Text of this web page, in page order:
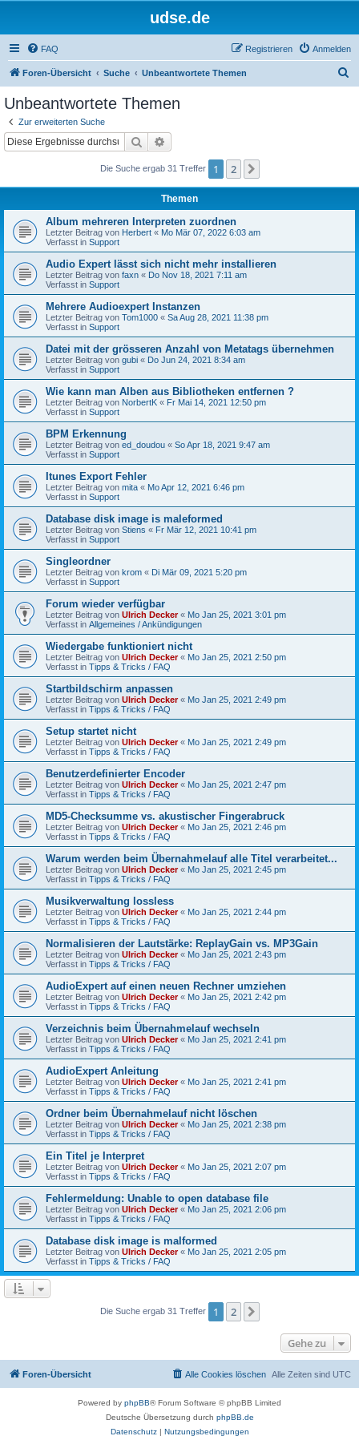
udse.de
FAQ Anmelden
Registrieren
Foren-Übersicht Suche Unbeantwortete Themen
Unbeantwortete Themen
Zur erweiterten Suche
Suche
Die Suche ergab 31 Treffer 1 2
Themen
Album mehreren Interpreten zuordnen
Letzter Beitrag von Herbert « Mo Mär 07, 2022 6:03 am
Verfasst in Support
Audio Expert lässt sich nicht mehr installieren
Letzter Beitrag von faxn « Do Nov 18, 2021 7:11 am
Verfasst in Support
Mehrere Audioexpert Instanzen
Letzter Beitrag von Tom1000 « Sa Aug 28, 2021 11:38 pm
Verfasst in Support
Datei mit der grösseren Anzahl von Metatags übernehmen
Letzter Beitrag von gubi « Do Jun 24, 2021 8:34 am
Verfasst in Support
Wie kann man Alben aus Bibliotheken entfernen ?
Letzter Beitrag von NorbertK « Fr Mai 14, 2021 12:50 pm
Verfasst in Support
BPM Erkennung
Letzter Beitrag von ed_doudou « So Apr 18, 2021 9:47 am
Verfasst in Support
Itunes Export Fehler
Letzter Beitrag von mita « Mo Apr 12, 2021 6:46 pm
Verfasst in Support
Database disk image is maleformed
Letzter Beitrag von Stiens « Fr Mär 12, 2021 10:41 pm
Verfasst in Support
Singleordner
Letzter Beitrag von krom « Di Mär 09, 2021 5:20 pm
Verfasst in Support
Forum wieder verfügbar
Letzter Beitrag von Ulrich Decker« Mo Jan 25, 2021 3:01 pm
Verfasst in Allgemeines / Ankündigungen
Wiedergabe funktioniert nicht
Letzter Beitrag von Ulrich Decker« Mo Jan 25, 2021 2:50 pm
Verfasst in Tipps & Tricks / FAQ
Startbildschirm anpassen
Letzter Beitrag von Ulrich Decker« Mo Jan 25, 2021 2:49 pm
Verfasst in Tipps & Tricks / FAQ
Setup startet nicht
Letzter Beitrag von Ulrich Decker« Mo Jan 25, 2021 2:49 pm
Verfasst in Tipps & Tricks / FAQ
Benutzerdefinierter Encoder
Letzter Beitrag von Ulrich Decker« Mo Jan 25, 2021 2:47 pm
Verfasst in Tipps & Tricks / FAQ
MD5-Checksumme vs. akustischer Fingerabruck
Letzter Beitrag von Ulrich Decker« Mo Jan 25, 2021 2:46 pm
Verfasst in Tipps & Tricks / FAQ
Warum werden beim Übernahmelauf alle Titel verarbeitet...
Letzter Beitrag von Ulrich Decker« Mo Jan 25, 2021 2:45 pm
Verfasst in Tipps & Tricks / FAQ
Musikverwaltung lossless
Letzter Beitrag von Ulrich Decker« Mo Jan 25, 2021 2:44 pm
Verfasst in Tipps & Tricks / FAQ
Normalisieren der Lautstärke: ReplayGain vs. MP3Gain
Letzter Beitrag von Ulrich Decker« Mo Jan 25, 2021 2:43 pm
Verfasst in Tipps & Tricks / FAQ
AudioExpert auf einen neuen Rechner umziehen
Letzter Beitrag von Ulrich Decker« Mo Jan 25, 2021 2:42 pm
Verfasst in Tipps & Tricks / FAQ
Verzeichnis beim Übernahmelauf wechseln
Letzter Beitrag von Ulrich Decker« Mo Jan 25, 2021 2:41 pm
Verfasst in Tipps & Tricks / FAQ
AudioExpert Anleitung
Letzter Beitrag von Ulrich Decker« Mo Jan 25, 2021 2:41 pm
Verfasst in Tipps & Tricks / FAQ
Ordner beim Übernahmelauf nicht löschen
Letzter Beitrag von Ulrich Decker« Mo Jan 25, 2021 2:38 pm
Verfasst in Tipps & Tricks / FAQ
Ein Titel je Interpret
Letzter Beitrag von Ulrich Decker« Mo Jan 25, 2021 2:07 pm
Verfasst in Tipps & Tricks / FAQ
Fehlermeldung: Unable to open database file
Letzter Beitrag von Ulrich Decker« Mo Jan 25, 2021 2:06 pm
Verfasst in Tipps & Tricks / FAQ
Database disk image is malformed
Letzter Beitrag von Ulrich Decker« Mo Jan 25, 2021 2:05 pm
Verfasst in Tipps & Tricks / FAQ
Die Suche ergab 31 Treffer 1 2
Gehe zu
Foren-Übersicht Alle Zeiten sind UTC
Alle Cookies löschen
Powered by phpBB® Forum Software © phpBB Limited
Deutsche Übersetzung durch phpBB.de
Datenschutz| Nutzungsbedingungen